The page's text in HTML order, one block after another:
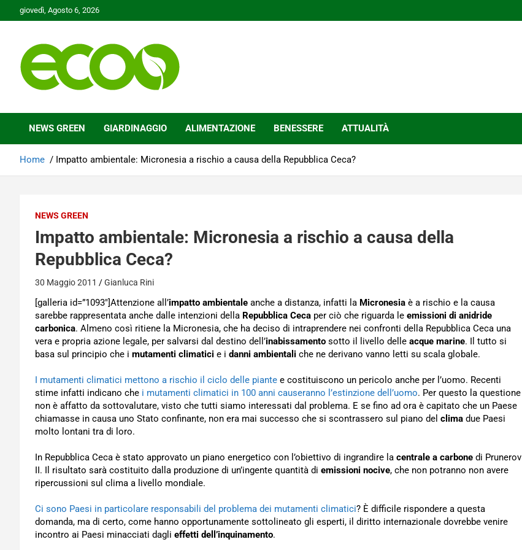
to
giovedì, Agosto 6, 2026
Ecoo.it
NEWS GREEN GIARDINAGGIO ALIMENTAZIONE BENESSERE ATTUALITÀ
Home Impatto ambientale: Micronesia a rischio a causa della Repubblica Ceca?
NEWS GREEN
Impatto ambientale: Micronesia a rischio a causa della
Repubblica Ceca?
30 Maggio 2011 Gianluca Rini
[galleria id=”1093″]Attenzione all’impatto ambientale anche a distanza, infatti la Micronesia è a rischio e la causa
sarebbe rappresentata anche dalle intenzioni della Repubblica Ceca per ciò che riguarda le emissioni di anidride
carbonica. Almeno così ritiene la Micronesia, che ha deciso di intraprendere nei confronti della Repubblica Ceca una
vera e propria azione legale, per salvarsi dal destino dell’inabissamento sotto il livello delle acque marine. Il tutto si
basa sul principio che i mutamenti climatici e i danni ambientali che ne derivano vanno letti su scala globale.
I mutamenti climatici mettono a rischio il ciclo delle piante e costituiscono un pericolo anche per l’uomo. Recenti
stime infatti indicano che i mutamenti climatici in 100 anni causeranno l’estinzione dell’uomo. Per questo la questione
non è affatto da sottovalutare, visto che tutti siamo interessati dal problema. E se fino ad ora è capitato che un Paese
chiamasse in causa uno Stato confinante, non era mai successo che si scontrassero sul piano del clima due Paesi
molto lontani tra di loro.
In Repubblica Ceca è stato approvato un piano energetico con l’obiettivo di ingrandire la centrale a carbone di Prunerov
II. Il risultato sarà costituito dalla produzione di un’ingente quantità di emissioni nocive, che non potranno non avere
ripercussioni sul clima a livello mondiale.
Ci sono Paesi in particolare responsabili del problema dei mutamenti climatici? È difficile rispondere a questa
domanda, ma di certo, come hanno opportunamente sottolineato gli esperti, il diritto internazionale dovrebbe venire
incontro ai Paesi minacciati dagli effetti dell’inquinamento.